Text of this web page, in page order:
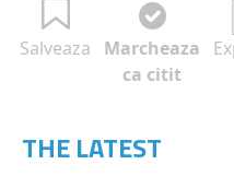
Salveaza
Marcheaza
ca citit
THE LATEST